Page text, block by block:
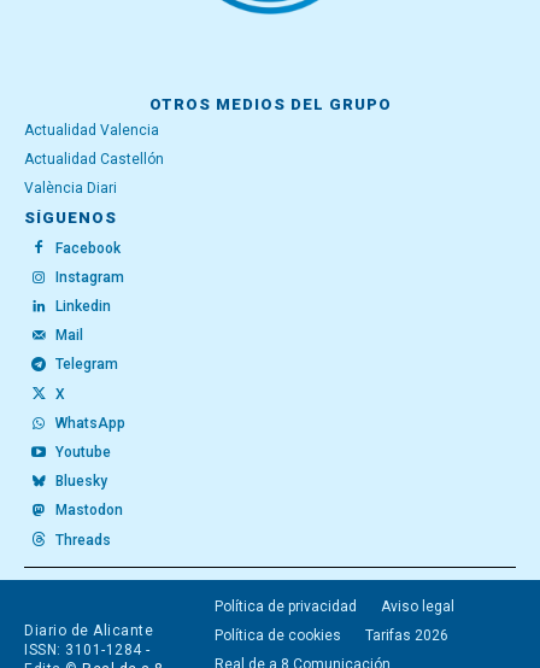
OTROS MEDIOS DEL GRUPO
Actualidad Valencia
Actualidad Castellón
València Diari
SÍGUENOS
Facebook
Instagram
Linkedin
Mail
Telegram
X
WhatsApp
Youtube
Bluesky
Mastodon
Threads
Diario de Alicante
ISSN: 3101-1284 -
Política de privacidad
Aviso legal
Política de cookies
Tarifas 2026
Real de a 8 Comunicación